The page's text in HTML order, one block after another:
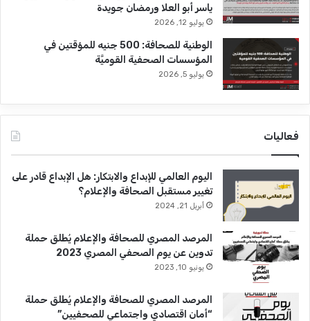
ياسر أبو العلا ورمضان جويدة
يوليو 12, 2026
الوطنية للصحافة: 500 جنيه للمؤقتين في
المؤسسات الصحفية القوميَّة
يوليو 5, 2026
فعاليات
اليوم العالمي للإبداع والابتكار: هل الإبداع قادر على
تغيير مستقبل الصحافة والإعلام؟
أبريل 21, 2024
المرصد المصري للصحافة والإعلام يُطلق حملة
تدوين عن يوم الصحفي المصري 2023
يونيو 10, 2023
المرصد المصري للصحافة والإعلام يُطلق حملة
“أمان اقتصادي واجتماعي للصحفيين”